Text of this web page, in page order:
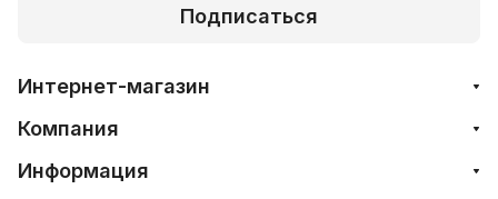
Подписаться
Интернет-магазин
Компания
Информация